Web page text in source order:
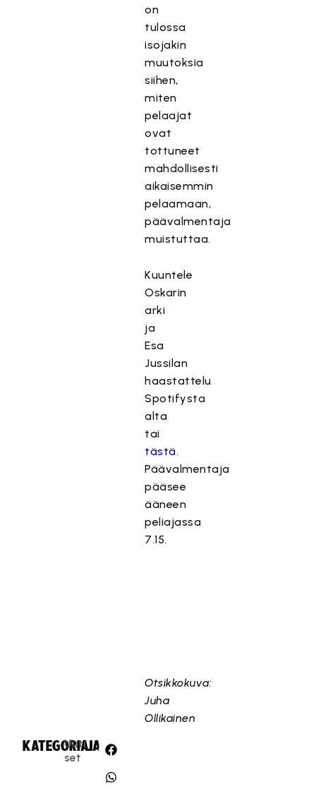
on
tulossa
isojakin
muutoksia
siihen,
miten
pelaajat
ovat
tottuneet
mahdollisesti
aikaisemmin
pelaamaan,
päävalmentaja
muistuttaa.
Kuuntele
Oskarin
arki
ja
Esa
Jussilan
haastattelu
Spotifysta
alta
tai
tästä.
Päävalmentaja
pääsee
ääneen
peliajassa
7.15.
Otsikkokuva:
Juha
Ollikainen
KATEGORIA:
Uuti
set
JAA: